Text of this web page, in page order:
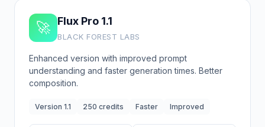
🚀 Flux Pro 1.1
BLACK FOREST LABS
Enhanced version with improved prompt
understanding and faster generation times. Better
composition.
Version 1.1 250 credits Faster Improved